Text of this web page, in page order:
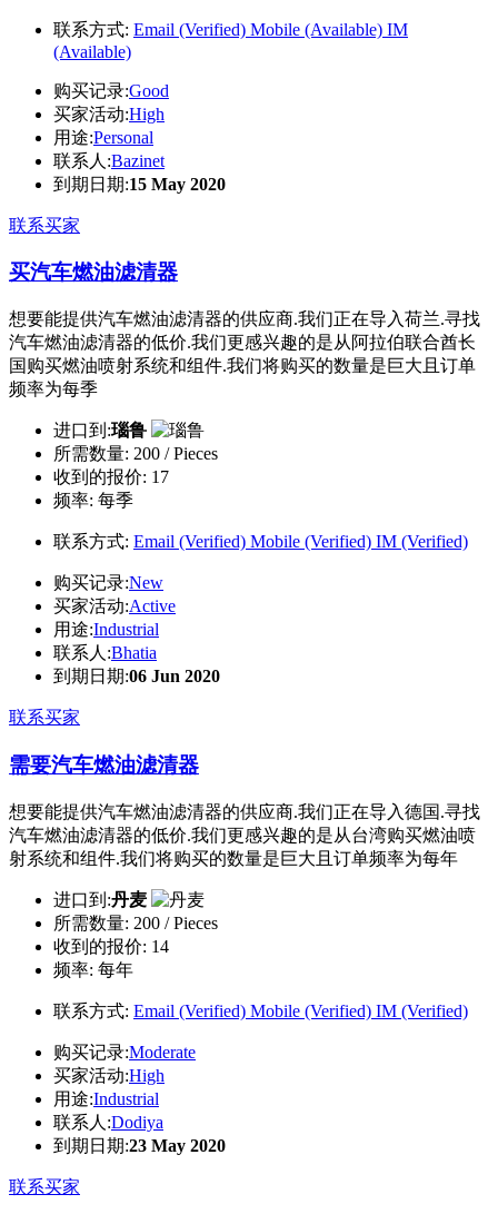
联系方式: Email (Verified) Mobile (Available) IM
(Available)
购买记录:Good
买家活动:High
用途:Personal
联系人:Bazinet
到期日期:15 May 2020
联系买家
买汽车燃油滤清器
想要能提供汽车燃油滤清器的供应商.我们正在导入荷兰.寻找
汽车燃油滤清器的低价.我们更感兴趣的是从阿拉伯联合酋长
国购买燃油喷射系统和组件.我们将购买的数量是巨大且订单
频率为每季
进口到:瑙鲁
所需数量: 200 / Pieces
收到的报价: 17
频率: 每季
联系方式: Email (Verified) Mobile (Verified) IM (Verified)
购买记录:New
买家活动:Active
用途:Industrial
联系人:Bhatia
到期日期:06 Jun 2020
联系买家
需要汽车燃油滤清器
想要能提供汽车燃油滤清器的供应商.我们正在导入德国.寻找
汽车燃油滤清器的低价.我们更感兴趣的是从台湾购买燃油喷
射系统和组件.我们将购买的数量是巨大且订单频率为每年
进口到:丹麦
所需数量: 200 / Pieces
收到的报价: 14
频率: 每年
联系方式: Email (Verified) Mobile (Verified) IM (Verified)
购买记录:Moderate
买家活动:High
用途:Industrial
联系人:Dodiya
到期日期:23 May 2020
联系买家